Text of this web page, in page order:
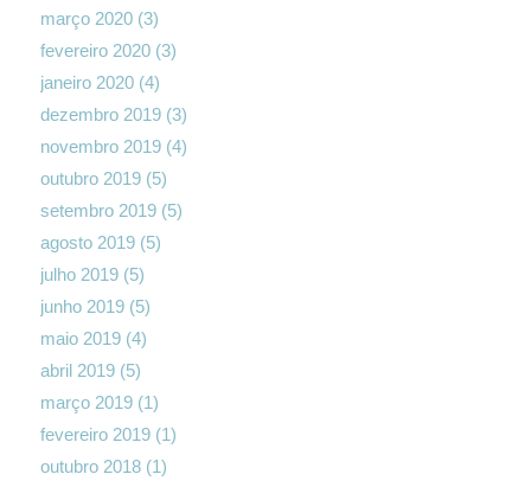
março 2020(3)
fevereiro 2020(3)
janeiro 2020(4)
dezembro 2019(3)
novembro 2019(4)
outubro 2019(5)
setembro 2019(5)
agosto 2019(5)
julho 2019(5)
junho 2019(5)
maio 2019(4)
abril 2019(5)
março 2019(1)
fevereiro 2019(1)
outubro 2018(1)